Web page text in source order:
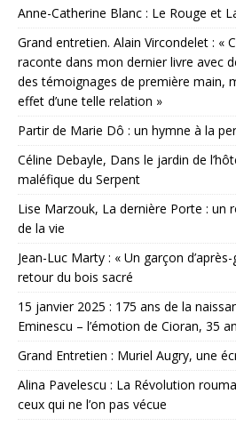
Anne-Catherine Blanc : Le Rouge et
Grand entretien. Alain Vircondelet : «
raconte dans mon dernier livre avec
des témoignages de première main,
effet d’une telle relation »
Partir de Marie Dô : un hymne à la
Céline Debayle, Dans le jardin de
maléfique du Serpent
Lise Marzouk, La dernière Porte : un
de la vie
Jean-Luc Marty : « Un garçon
retour du bois sacré
15 janvier 2025 : 175 ans de la
Eminescu – l’émotion de Cioran, 35
Grand Entretien : Muriel Augry, une
Alina Pavelescu : La Révolution
ceux qui ne l’on pas vécue